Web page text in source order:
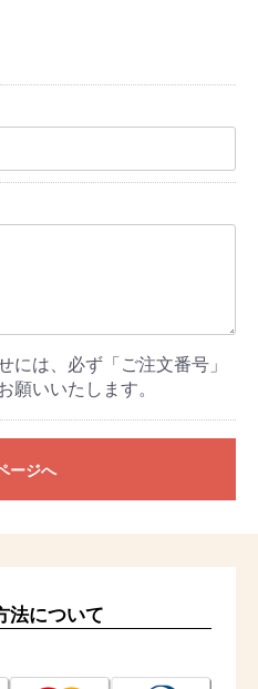
には、必ず「ご注文番号」
願いいたします。
ージへ
法について